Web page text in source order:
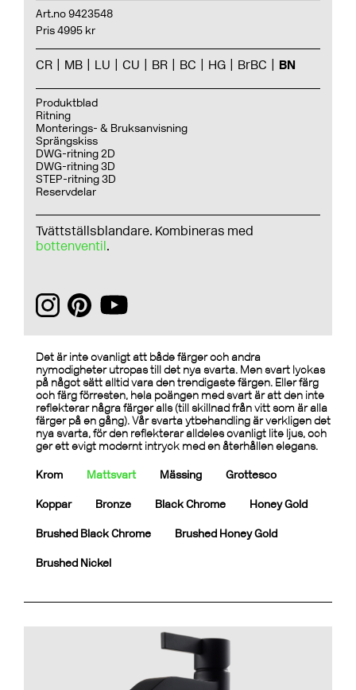
Art.no 9423548
Pris 4995 kr
CR MB LU CU BR BC HG BrBC BN
Produktblad
Ritning
Monterings- & Bruksanvisning
Sprängskiss
DWG-ritning 2D
DWG-ritning 3D
STEP-ritning 3D
Reservdelar
Tvättställsblandare. Kombineras med
bottenventil.
Det är inte ovanligt att både färger och andra
nymodigheter utropas till det nya svarta. Men svart lyckas
på något sätt alltid vara den trendigaste färgen. Eller färg
och färg förresten, hela poängen med svart är att den inte
reflekterar några färger alls (till skillnad från vitt som är alla
färger på en gång). Vår svarta ytbehandling är verkligen det
nya svarta, för den reflekterar alldeles ovanligt lite ljus, och
ger ett evigt modernt intryck med en återhållen elegans.
Krom Mattsvart Mässing Grottesco
Koppar Bronze Black Chrome Honey Gold
Brushed Black Chrome Brushed Honey Gold
Brushed Nickel